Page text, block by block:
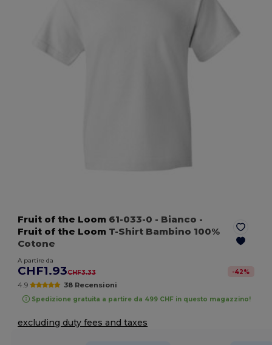
Fruit of the Loom 61-033-0 - Bianco -
Fruit of the Loom T-Shirt Bambino 100%
Cotone
A partire da
CHF1.93CHF3.33 -42%
4.9 38 Recensioni
Spedizione gratuita a partire da 499 CHF in questo magazzino!
excluding duty fees and taxes